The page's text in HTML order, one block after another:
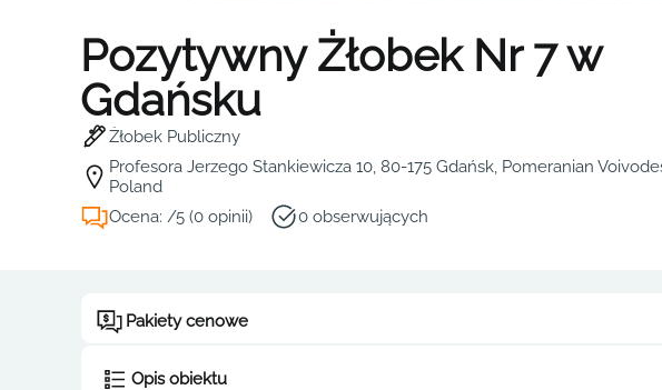
Pozytywny Żłobek Nr 7 w
Gdańsku
Żłobek Publiczny
Profesora Jerzego Stankiewicza 10, 80-175 Gdańsk, Pomeranian
Poland
Ocena: /5 (0 opinii)
0 obserwujących
Pakiety cenowe
Opis obiektu